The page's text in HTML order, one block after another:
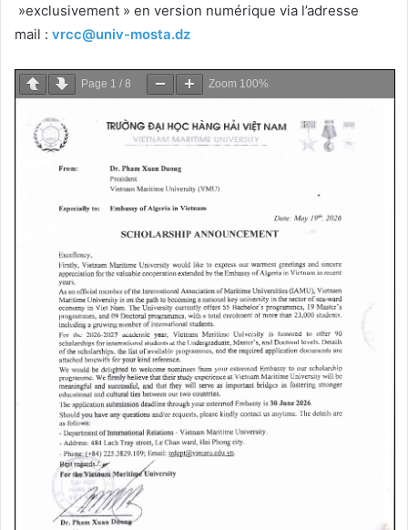
»exclusivement » en version numérique via l’adresse
mail : vrcc@univ-mosta.dz
Page 1 / 8 Zoom 100%